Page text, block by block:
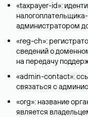
«taxpayer-id»:
администратором
«reg-ch»:
сведений о
на передачу
«admin-contact»:
связаться с
«org»: название
является